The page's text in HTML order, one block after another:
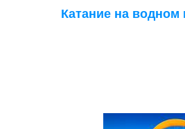
Катание на водном